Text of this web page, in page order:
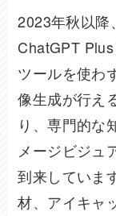
2023年秋以降
ChatGPT
ツールを使わ
像生成が行え
り、専門的な
メージビジュ
到来していま
材、アイキャ